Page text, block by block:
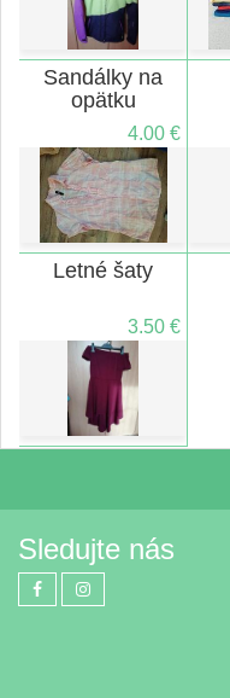
Sandálky na
opätku
4.00 €
Letné šaty
3.50 €
Sledujte nás